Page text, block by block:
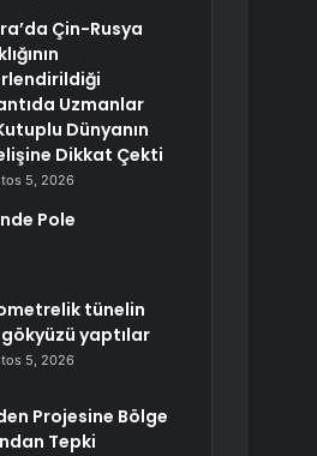
Çin-Rusya
Uzmanlar
Dünyanın
Dikkat Çekti
5, 2026
Pole
tünelin
yaptılar
5, 2026
Projesine Bölge
Tepki